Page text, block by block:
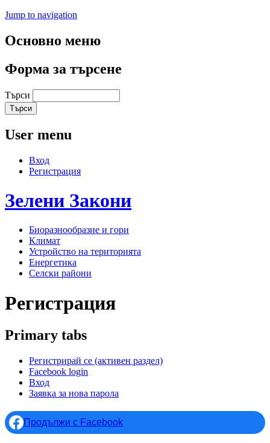
Jump to navigation
Основно меню
Форма за търсене
Търси
User menu
Вход
Регистрация
Зелени Закони
Биоразнообразие и гори
Климат
Устройство на територията
Енергетика
Селски райони
Регистрация
Primary tabs
Регистрирай се (активен раздел)
Facebook login
Вход
Заявка за нова парола
Продължи с Facebook